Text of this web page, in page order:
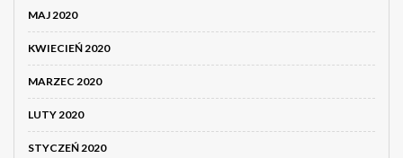
MAJ 2020
KWIECIEŃ 2020
MARZEC 2020
LUTY 2020
STYCZEŃ 2020